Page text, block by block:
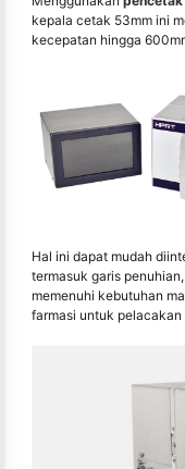
kepala cetak 53mm ini
kecepatan hingga
Hal ini dapat mudah
termasuk garis
memenuhi kebutuhan
farmasi untuk